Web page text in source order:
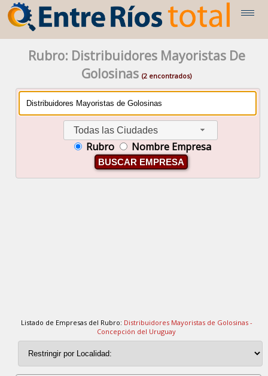
Rubro: Distribuidores Mayoristas De
Golosinas(2 encontrados)
Todas las Ciudades
Rubro Nombre Empresa
BUSCAR EMPRESA
Listado de Empresas del Rubro: Distribuidores Mayoristas de Golosinas -
Concepción del Uruguay